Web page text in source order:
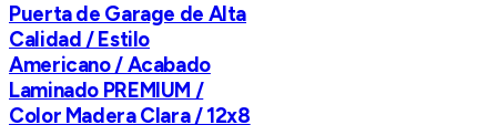
Puerta de Garage de Alta
Calidad / Estilo
Americano / Acabado
Laminado PREMIUM /
Color Madera Clara / 12x8